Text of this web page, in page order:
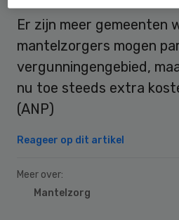
Er zijn meer gemeenten
mantelzorgers mogen
vergunningengebied,
nu toe steeds extra
(ANP)
Reageer op dit artikel
Meer over:
Mantelzorg